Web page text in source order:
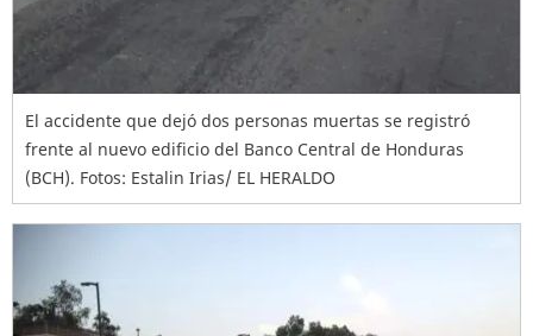
El accidente que dejó dos personas muertas se registró
frente al nuevo edificio del Banco Central de Honduras
(BCH). Fotos: Estalin Irias/ EL HERALDO